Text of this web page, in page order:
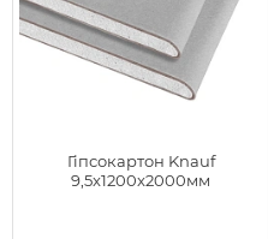
Гіпсокартон Knauf
9,5x1200x2000мм